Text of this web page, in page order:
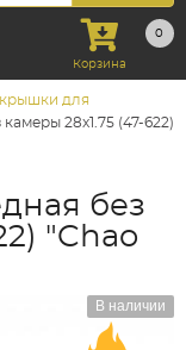
0
Корзина
для
28x1.75 (47-622)
без
"Chao
В наличии